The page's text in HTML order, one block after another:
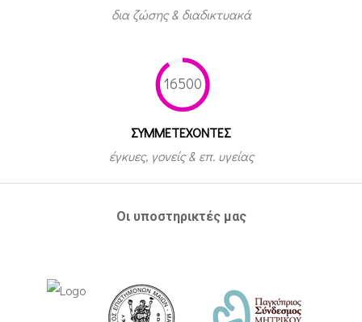
δια ζώσης & διαδικτυακά
16500
ΣΥΜΜΕΤEΧΟΝΤΕΣ
έγκυες, γονείς & επ. υγείας
Οι υποστηρικτές μας